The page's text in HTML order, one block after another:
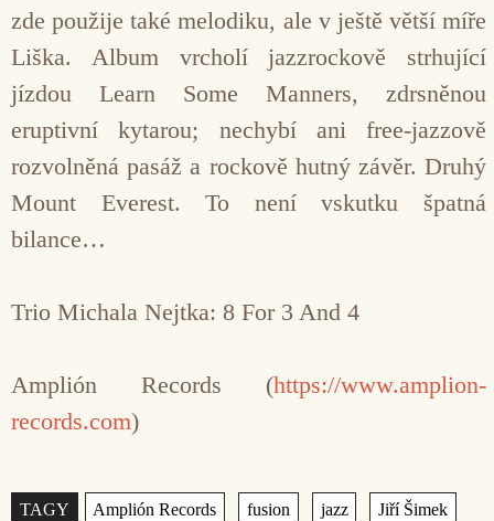
zde použije také melodiku, ale v ještě větší míře
Liška. Album vrcholí jazzrockově strhující
jízdou Learn Some Manners, zdrsněnou
eruptivní kytarou; nechybí ani free-jazzově
rozvolněná pasáž a rockově hutný závěr. Druhý
Mount Everest. To není vskutku špatná
bilance…
Trio Michala Nejtka: 8 For 3 And 4
Amplión Records (https://www.amplion-
records.com)
Štítky